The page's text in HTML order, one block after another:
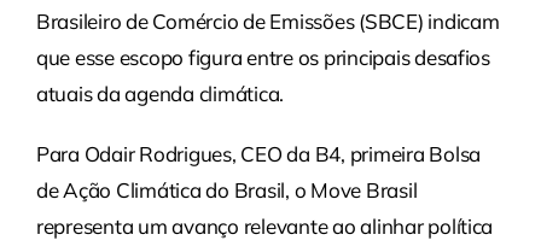
Brasileiro de Comércio de Emissões (SBCE) indicam
que esse escopo figura entre os principais desafios
atuais da agenda climática.
Para Odair Rodrigues, CEO da B4, primeira Bolsa
de Ação Climática do Brasil, o Move Brasil
representa um avanço relevante ao alinhar política